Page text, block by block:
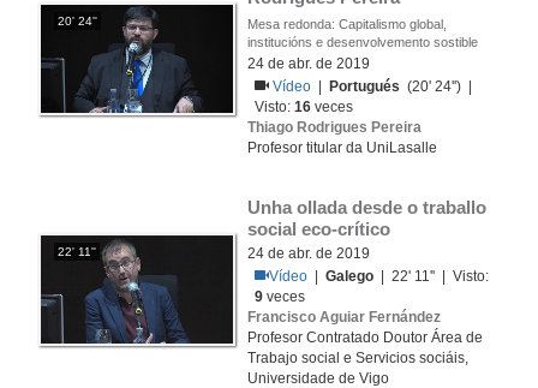
20' 24''
Mesa redonda: Capitalismo global,
institucións e desenvolvemento sostible
24 de abr. de 2019
Vídeo
Portugués (20' 24'') |
Visto:16 veces
Thiago Rodrigues Pereira
Profesor titular da UniLasalle
22' 11''
Unha ollada desde o traballo
social eco-crítico
24 de abr. de 2019
Vídeo |Galego | 22' 11'' | Visto:
9 veces
Francisco Aguiar Fernández
Profesor Contratado Doutor Área de
Trabajo social e Servicios sociáis,
Universidade de Vigo